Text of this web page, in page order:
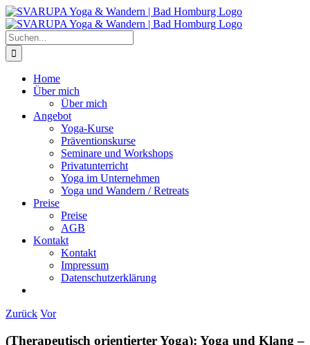
Zum
Inhalt
springen
Suche
nach:
Home
Über mich
Über mich
Angebot
Yoga-Kurse
Präventionskurse
Seminare und Workshops
Privatunterricht
Yoga im Unternehmen
Yoga und Wandern / Retreats
Preise
Preise
AGB
Kontakt
Kontakt
Impressum
Datenschutzerklärung
Zurück Vor
(Therapeutisch orientierter Yoga): Yoga und Klang –